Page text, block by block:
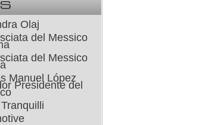
Olaj
del Messico
del Messico
Manuel López
Presidente del